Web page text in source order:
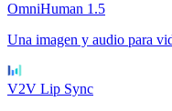
OmniHuman 1.5
Una imagen y audio para
V2V Lip Sync